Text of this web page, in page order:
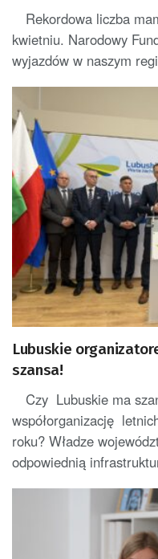
Rekordowa liczba
kwietniu. Narodowy
wyjazdów w naszym
Lubuskie
szansa!
Czy Lubuskie ma
współorganizację
roku? Władze
odpowiednią